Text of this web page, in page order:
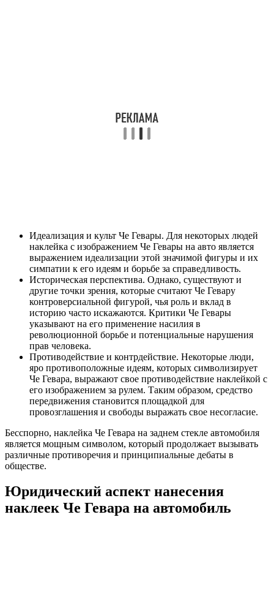
Идеализация и культ Че Гевары. Для некоторых людей
наклейка с изображением Че Гевары на авто является
выражением идеализации этой значимой фигуры и их
симпатии к его идеям и борьбе за справедливость.
Историческая перспектива. Однако, существуют и
другие точки зрения, которые считают Че Гевару
контроверсиальной фигурой, чья роль и вклад в
историю часто искажаются. Критики Че Гевары
указывают на его применение насилия в
революционной борьбе и потенциальные нарушения
прав человека.
Противодействие и контрдействие. Некоторые люди,
яро противоположные идеям, которых символизирует
Че Гевара, выражают свое противодействие наклейкой с
его изображением за рулем. Таким образом, средство
передвижения становится площадкой для
провозглашения и свободы выражать свое несогласие.
Бесспорно, наклейка Че Гевара на заднем стекле автомобиля
является мощным символом, который продолжает вызывать
различные противоречия и принципиальные дебаты в
обществе.
Юридический аспект нанесения
наклеек Че Гевара на автомобиль